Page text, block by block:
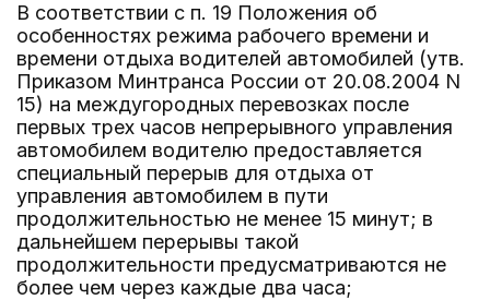
В соответствии с п. 19 Положения об
особенностях режима рабочего времени и
времени отдыха водителей автомобилей (утв.
Приказом Минтранса России от 20.08.2004 N
15) на междугородных перевозках после
первых трех часов непрерывного управления
автомобилем водителю предоставляется
специальный перерыв для отдыха от
управления автомобилем в пути
продолжительностью не менее 15 минут; в
дальнейшем перерывы такой
продолжительности предусматриваются не
более чем через каждые два часа;